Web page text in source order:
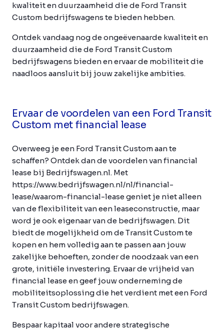
kwaliteit en duurzaamheid die de Ford Transit
Custom bedrijfswagens te bieden hebben.
Ontdek vandaag nog de ongeëvenaarde kwaliteit en
duurzaamheid die de Ford Transit Custom
bedrijfswagens bieden en ervaar de mobiliteit die
naadloos aansluit bij jouw zakelijke ambities.
Ervaar de voordelen van een Ford Transit
Custom met financial lease
Overweeg je een Ford Transit Custom aan te
schaffen? Ontdek dan de voordelen van financial
lease bij Bedrijfswagen.nl. Met
https://www.bedrijfswagen.nl/nl/financial-
lease/waarom-financial-lease geniet je niet alleen
van de flexibiliteit van een leaseconstructie, maar
word je ook eigenaar van de bedrijfswagen. Dit
biedt de mogelijkheid om de Transit Custom te
kopen en hem volledig aan te passen aan jouw
zakelijke behoeften, zonder de noodzaak van een
grote, initiële investering. Ervaar de vrijheid van
financial lease en geef jouw onderneming de
mobiliteitsoplossing die het verdient met een Ford
Transit Custom bedrijfswagen.
Bespaar kapitaal voor andere strategische